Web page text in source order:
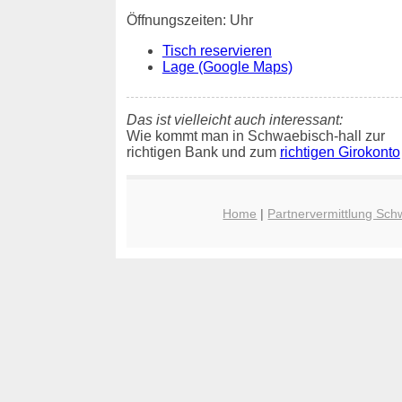
Öffnungszeiten: Uhr
Tisch reservieren
Lage (Google Maps)
Das ist vielleicht auch interessant:
Wie kommt man in Schwaebisch-hall zur
richtigen Bank und zum richtigen Girokonto
Home | Partnervermittlung